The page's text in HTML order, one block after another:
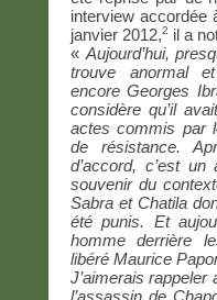
interview accordée
janvier 2012,2 il a
« Aujourd’hui,
trouve anormal
encore Georges
considère qu’il
actes commis par
de résistance.
d’accord, c’est
souvenir du
Sabra et Chatila
été punis. Et
homme derrière
libéré Maurice
J’aimerais rappeler
l’assassin de